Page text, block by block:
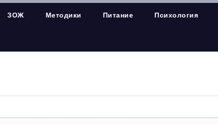
ЗОЖ Методики Питание Психология